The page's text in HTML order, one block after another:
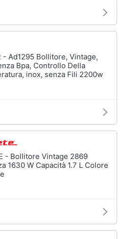
- Ad1295 Bollitore, Vintage,
Bpa, Controllo Della
inox, senza Fili 2200w
- Bollitore Vintage 2869
1630 W Capacità 1.7 L Colore